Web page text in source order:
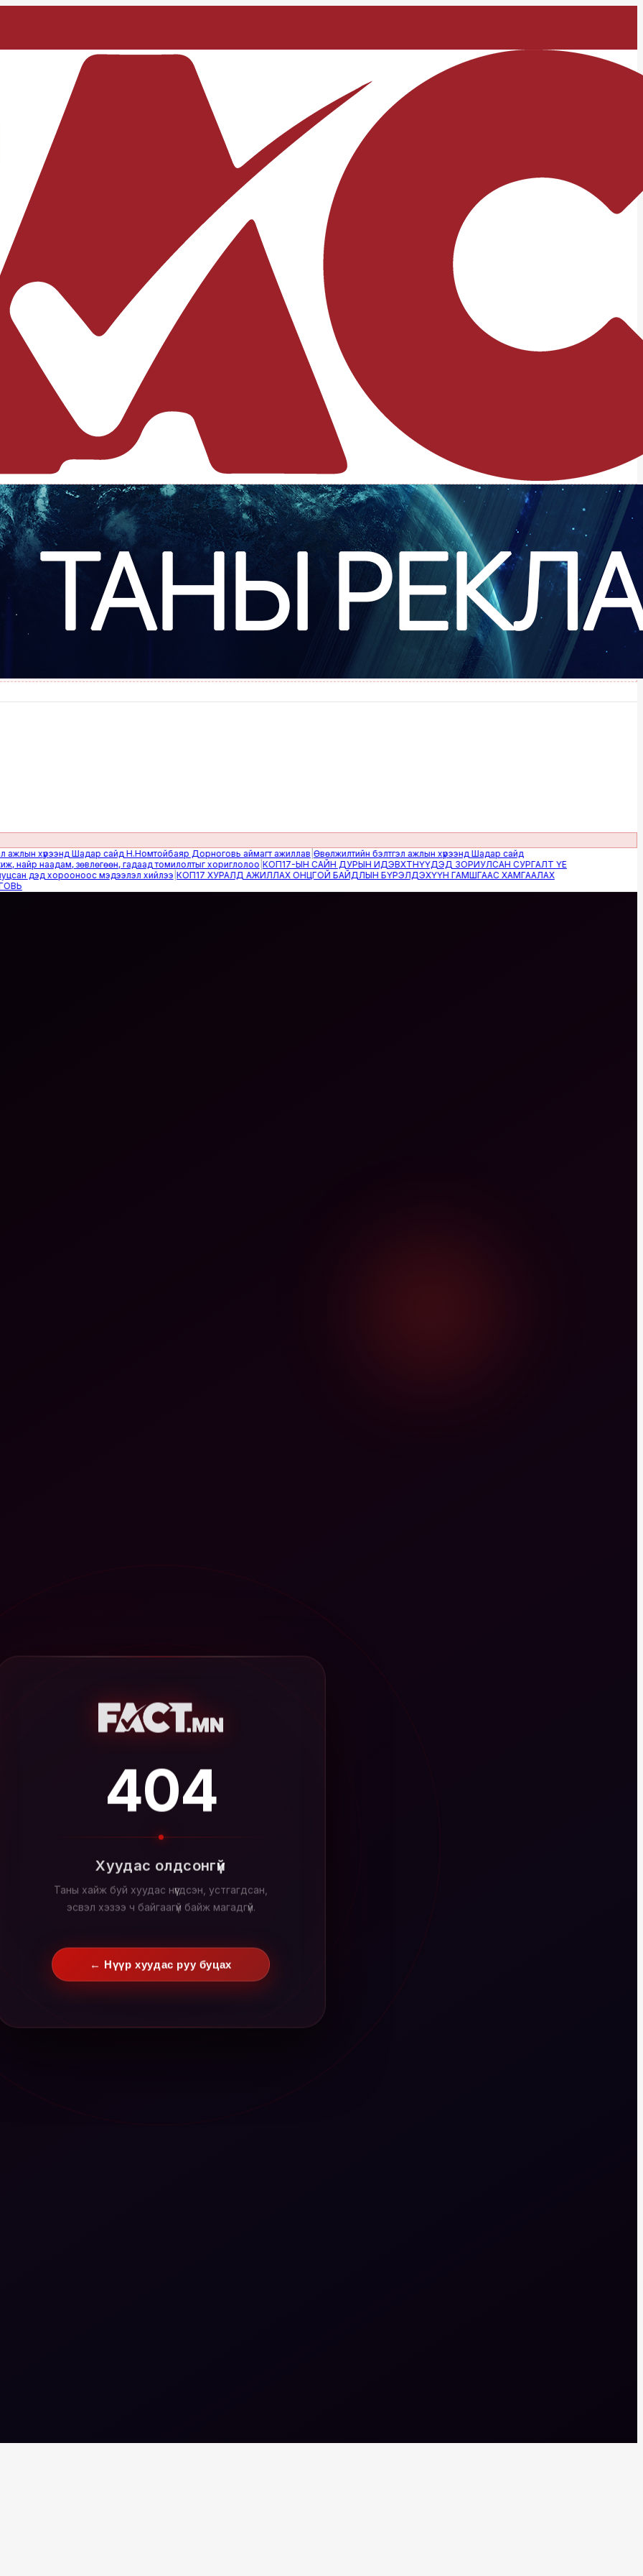
хүрээнд Шадар сайд Н.Номтойбаяр Дорноговь аймагт ажиллав|Өвөлжилтийн бэлтгэл ажлын хүрээнд Шадар сайд
наадам, зөвлөгөөн, гадаад томилолтыг хориглолоо|КОП17-ЫН САЙН ДУРЫН ИДЭВХТНҮҮДЭД ЗОРИУЛСАН СУРГАЛТ ҮЕ
хорооноос мэдээлэл хийлээ|КОП17 ХУРАЛД АЖИЛЛАХ ОНЦГОЙ БАЙДЛЫН БҮРЭЛДЭХҮҮН ГАМШГААС ХАМГААЛАХ
404
Хуудас олдсонгүй
Таны хайж буй хуудас нүүгдсэн, устгагдсан,
эсвэл хэзээ ч байгаагүй байж магадгүй.
← Нүүр хуудас руу буцах